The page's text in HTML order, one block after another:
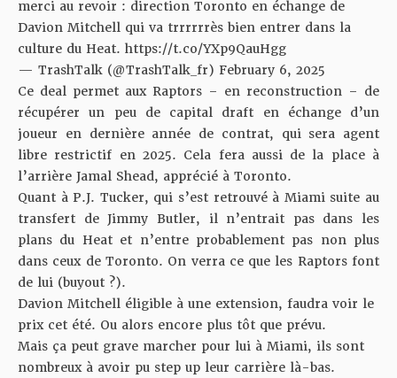
merci au revoir : direction Toronto en échange de
Davion Mitchell qui va trrrrrrès bien entrer dans la
culture du Heat. https://t.co/YXp9QauHgg
— TrashTalk (@TrashTalk_fr) February 6, 2025
Ce deal permet aux Raptors – en reconstruction – de
récupérer un peu de capital draft en échange d’un
joueur en dernière année de contrat, qui sera agent
libre restrictif en 2025. Cela fera aussi de la place à
l’arrière Jamal Shead, apprécié à Toronto.
Quant à P.J. Tucker, qui s’est retrouvé à Miami suite au
transfert de Jimmy Butler, il n’entrait pas dans les
plans du Heat et n’entre probablement pas non plus
dans ceux de Toronto. On verra ce que les Raptors font
de lui (buyout ?).
Davion Mitchell éligible à une extension, faudra voir le
prix cet été. Ou alors encore plus tôt que prévu.
Mais ça peut grave marcher pour lui à Miami, ils sont
nombreux à avoir pu step up leur carrière là-bas.